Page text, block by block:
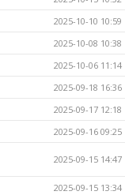
2025-10-10 10:59
2025-10-08 10:38
2025-10-06 11:14
2025-09-18 16:36
2025-09-17 12:18
2025-09-16 09:25
2025-09-15 14:47
2025-09-15 13:34